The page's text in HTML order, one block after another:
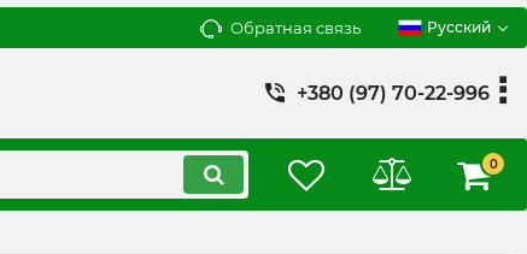
Обратная связь Русский
+380 (97) 70-22-996
0